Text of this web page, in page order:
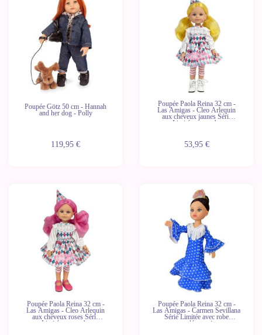
Poupée Götz 50 cm - Hannah
and her dog - Polly
119,95 €
Poupée Paola Reina 32 cm -
Las Amigas - Cleo Arlequin
aux cheveux jaunes Série
Limitée avec robe
53,95 €
Poupée Paola Reina 32 cm -
Las Amigas - Cleo Arlequin
aux cheveux roses Série
Limitée avec robe
Poupée Paola Reina 32 cm -
Las Amigas - Carmen Sevillana
Série Limitée avec robe
supplémentaire